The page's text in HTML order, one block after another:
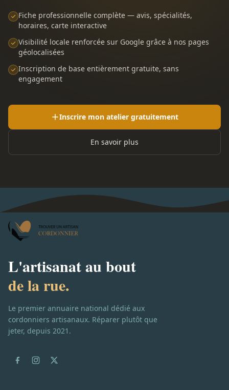
Fiche professionnelle complète — avis, spécialités,
horaires, carte interactive
Visibilité locale renforcée sur Google grâce à nos pages
géolocalisées
Inscription de base entièrement gratuite, sans
engagement
Inscrire mon atelier gratuitement
En savoir plus
L'artisanat au bout
de la rue.
Le premier annuaire national dédié aux
cordonniers artisanaux. Réparer plutôt que
jeter, depuis 2021.